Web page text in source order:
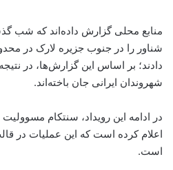
منابع محلی گزارش داده‌اند که شب
شناور را در جنوب جزیره لارک در
دادند؛ بر اساس این گزارش‌ها، در
شهروندان ایرانی جان باخته‌اند.
در ادامه این رویداد، سنتکام
اعلام کرده است که این عملیات در
است.